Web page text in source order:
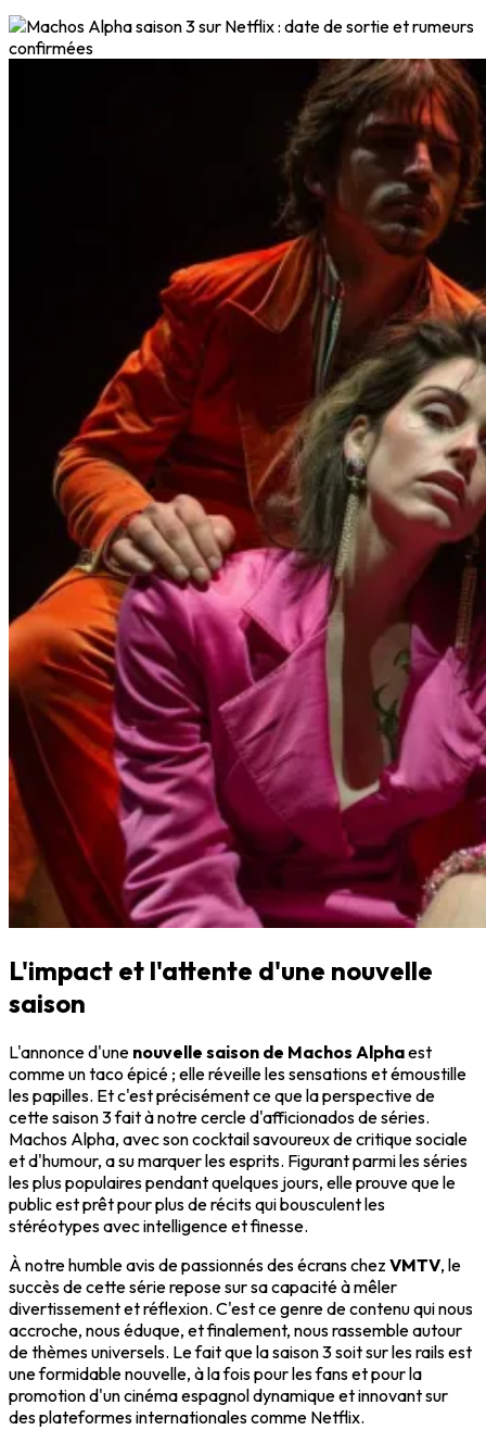
L'impact et l'attente d'une nouvelle
saison
L'annonce d'une nouvelle saison de Machos Alphaest
comme un taco épicé ; elle réveille les sensations et émoustille
les papilles. Et c'est précisément ce que la perspective de
cette saison 3 fait à notre cercle d'afficionados de séries.
Machos Alpha, avec son cocktail savoureux de critique sociale
et d'humour, a su marquer les esprits. Figurant parmi les séries
les plus populaires pendant quelques jours, elle prouve que le
public est prêt pour plus de récits qui bousculent les
stéréotypes avec intelligence et finesse.
À notre humble avis de passionnés des écrans chez VMTV, le
succès de cette série repose sur sa capacité à mêler
divertissement et réflexion. C'est ce genre de contenu qui nous
accroche, nous éduque, et finalement, nous rassemble autour
de thèmes universels. Le fait que la saison 3 soit sur les rails est
une formidable nouvelle, à la fois pour les fans et pour la
promotion d'un cinéma espagnol dynamique et innovant sur
des plateformes internationales comme Netflix.